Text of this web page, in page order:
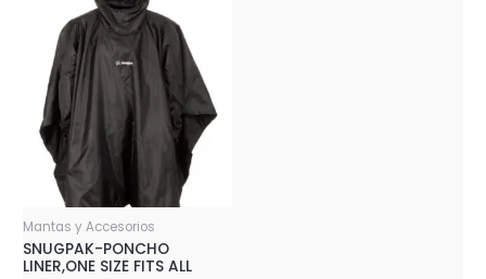
Mantas y Accesorios
SNUGPAK-PONCHO
LINER,ONE SIZE FITS ALL